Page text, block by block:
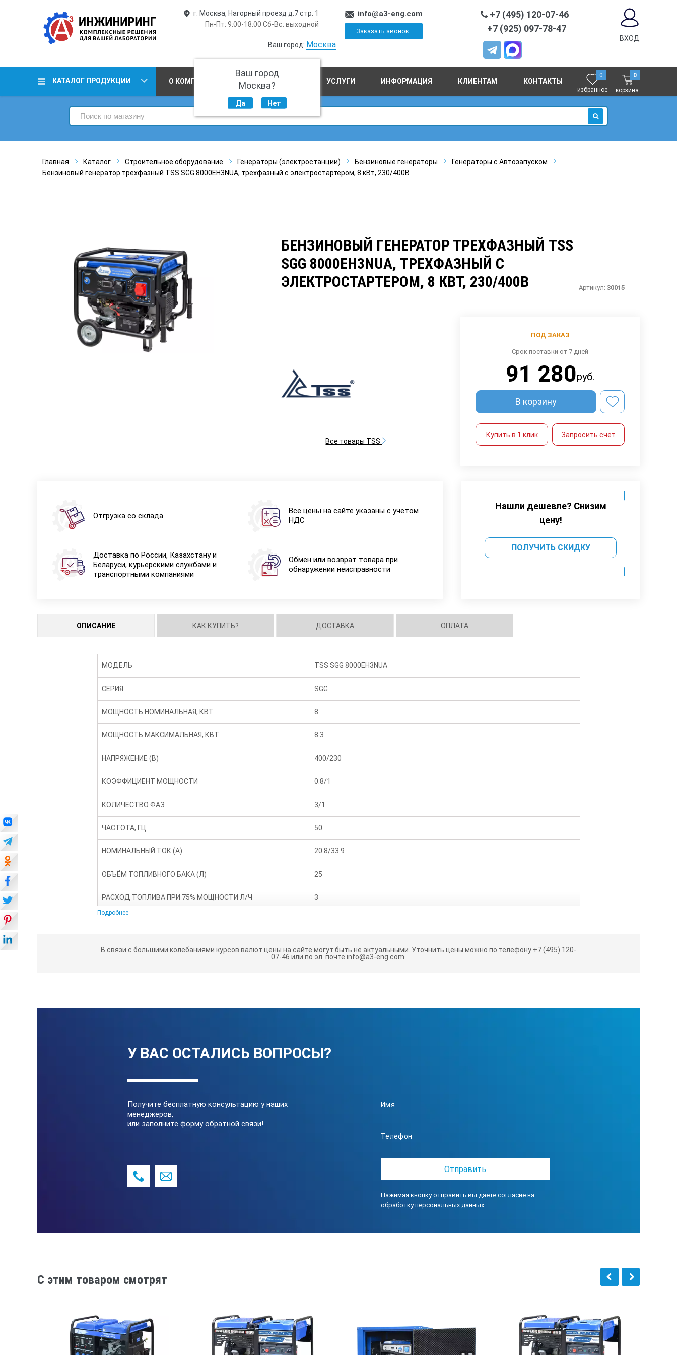
г. Москва, Нагорный проезд д.7 стр. 1
Пн-Пт: 9:00-18:00 Сб-Вс: выходной
Ваш город: Москва
Ваш город
Москва?
Да Нет
info@a3-eng.com
Заказать звонок
+7 (495) 120-07-46
+7 (925) 097-78-47
ВХОД
КАТАЛОГ ПРОДУКЦИИ О КОМПАНИИ ПРОИЗВОДСТВО УСЛУГИ ИНФОРМАЦИЯ КЛИЕНТАМ КОНТАКТЫ
0
избранное
0
корзина
ИСКАТЬ
Главная Каталог Строительное оборудование Генераторы (электростанции) Бензиновые генераторы
Генераторы с Автозапуском
Бензиновый генератор трехфазный TSS SGG 8000EH3NUA, трехфазный с электростартером, 8 кВт, 230/400В
БЕНЗИНОВЫЙ ГЕНЕРАТОР ТРЕХФАЗНЫЙ TSS
SGG 8000EH3NUA, ТРЕХФАЗНЫЙ С
ЭЛЕКТРОСТАРТЕРОМ, 8 КВТ, 230/400В
Артикул:30015
Все товары TSS
ПОД ЗАКАЗ
Срок поставки от 7 дней
91 280руб.
В корзину
Купить в 1 клик Запросить счет
Отгрузка со склада
Все цены на сайте указаны с учетом
НДС
Доставка по России, Казахстану и
Беларуси, курьерскими службами и
транспортными компаниями
Обмен или возврат товара при
обнаружении неисправности
Нашли дешевле? Снизим
цену!
ПОЛУЧИТЬ СКИДКУ
ОПИСАНИЕ КАК КУПИТЬ? ДОСТАВКА ОПЛАТА
МОДЕЛЬ TSS SGG 8000EH3NUA
СЕРИЯ SGG
МОЩНОСТЬ НОМИНАЛЬНАЯ, КВТ 8
МОЩНОСТЬ МАКСИМАЛЬНАЯ, КВТ 8.3
НАПРЯЖЕНИЕ (В) 400/230
КОЭФФИЦИЕНТ МОЩНОСТИ 0.8/1
КОЛИЧЕСТВО ФАЗ 3/1
ЧАСТОТА, ГЦ 50
НОМИНАЛЬНЫЙ ТОК (А) 20.8/33.9
ОБЪЁМ ТОПЛИВНОГО БАКА (Л) 25
РАСХОД ТОПЛИВА ПРИ 75% МОЩНОСТИ Л/Ч 3
ВИД ТОПЛИВА
СТЕПЕНЬ АВТОМАТИЗАЦИИ 1 (ручной запуск)
АВТОНОМНАЯ РАБОТА НА 75% НАГРУЗКИ БЕЗ ДОЗАПРАВ (Ч)
КОЛИЧЕСТВО РОЗЕТОК 400В
КЛЕММЫ ДЛЯ ЗАРЯДКИ АККУМУЛЯТОРА
МОДЕЛЬ ДВИГАТЕЛЯ
ТАКТНОСТЬ ДВИГАТЕЛЯ
Подробнее
В связи с большими колебаниями курсов валют цены на сайте могут быть не актуальными. Уточнить цены можно по телефону +7 (495) 120-
07-46 или по эл. почте info@a3-eng.com.
У ВАС ОСТАЛИСЬ ВОПРОСЫ?
Получите бесплатную консультацию у наших
менеджеров,
или заполните форму обратной связи!
Нажимая кнопку отправить вы даете согласие на
обработку персональных данных
C этим товаром смотрят